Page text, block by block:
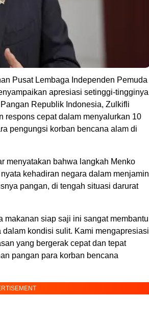
Pusat Lembaga Independen Pemuda
apresiasi setinggi-tingginya
Republik Indonesia, Zulkifli
respons cepat dalam menyalurkan 10
pengungsi korban bencana alam di
menyatakan bahwa langkah Menko
kehadiran negara dalam menjamin
pangan, di tengah situasi darurat
makanan siap saji ini sangat membantu
kondisi sulit. Kami mengapresiasi
yang bergerak cepat dan tepat
pangan para korban bencana